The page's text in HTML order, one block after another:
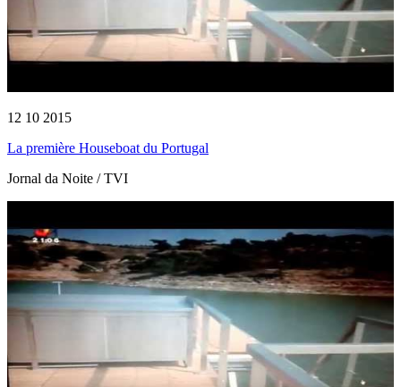
12 10 2015
La première Houseboat du Portugal
Jornal da Noite / TVI